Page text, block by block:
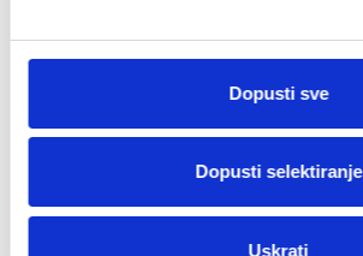
Dopusti sve
Dopusti selektiranje
Uskrati
PREDVIĐENI TROŠKOVI 2019.docx
Važniji linkovi
Kontakt